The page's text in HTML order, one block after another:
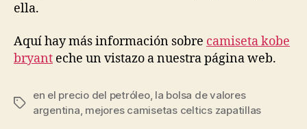
ella.
Aquí hay más información sobre camiseta kobe
bryant eche un vistazo a nuestra página web.
Etiquetas
en el precio del petróleo, la bolsa de valores
argentina mejores camisetas celtics zapatillas